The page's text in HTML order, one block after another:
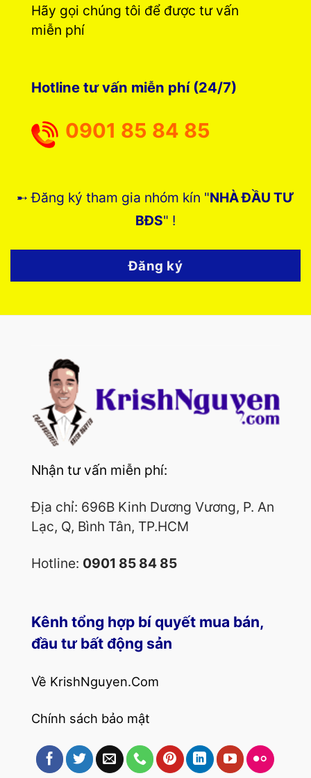
Hãy gọi chúng tôi để được tư vấn
miễn phí
Hotline tư vấn miễn phí (24/7)
0901 85 84 85
➸ Đăng ký tham gia nhóm kín "NHÀ ĐẦU TƯ
BĐS" !
Đăng ký
Nhận tư vấn miễn phí:
Địa chỉ: 696B Kinh Dương Vương, P. An
Lạc, Q, Bình Tân, TP.HCM
Hotline: 0901 85 84 85
Kênh tổng hợp bí quyết mua bán,
đầu tư bất động sản
Về KrishNguyen.Com
Chính sách bảo mật